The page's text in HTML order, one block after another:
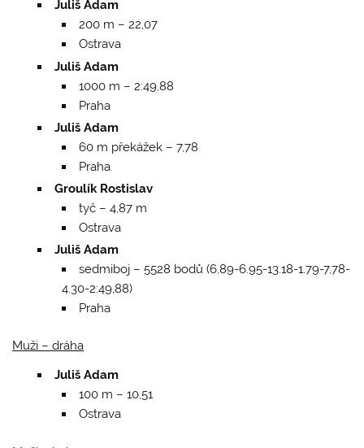
Juliš Adam
200 m – 22,07
Ostrava
Juliš Adam
1000 m – 2:49,88
Praha
Juliš Adam
60 m překážek – 7,78
Praha
Groulík Rostislav
tyč – 4,87 m
Ostrava
Juliš Adam
sedmiboj – 5528 bodů (6,89-6.95-13.18-1.79-7,78-
4.30-2:49,88)
Praha
Muži – dráha
Juliš Adam
100 m – 10,51
Ostrava